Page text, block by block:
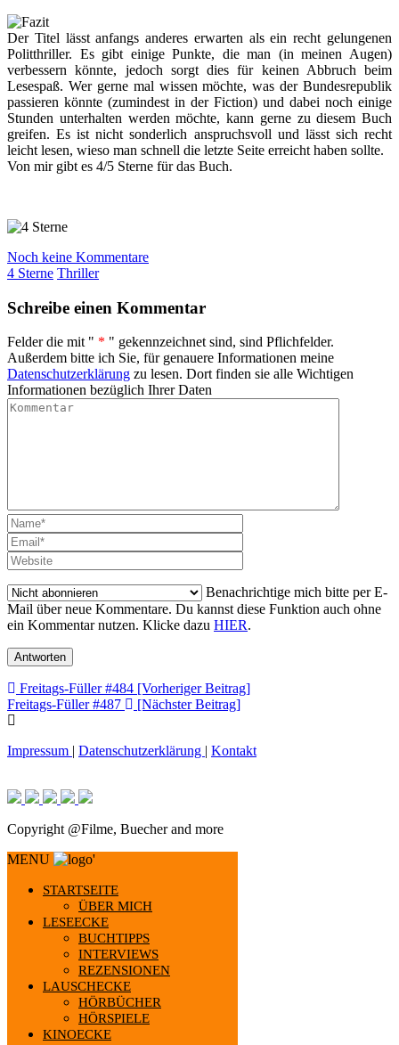
Der Titel lässt anfangs anderes erwarten als ein recht gelungenen
Politthriller. Es gibt einige Punkte, die man (in meinen Augen)
verbessern könnte, jedoch sorgt dies für keinen Abbruch beim
Lesespaß. Wer gerne mal wissen möchte, was der Bundesrepublik
passieren könnte (zumindest in der Fiction) und dabei noch einige
Stunden unterhalten werden möchte, kann gerne zu diesem Buch
greifen. Es ist nicht sonderlich anspruchsvoll und lässt sich recht
leicht lesen, wieso man schnell die letzte Seite erreicht haben sollte.
Von mir gibt es 4/5 Sterne für das Buch.
Noch keine Kommentare
4 Sterne Thriller
Schreibe einen Kommentar
Felder die mit " * " gekennzeichnet sind, sind Pflichfelder.
Außerdem bitte ich Sie, für genauere Informationen meine
Datenschutzerklärung zu lesen. Dort finden sie alle Wichtigen
Informationen bezüglich Ihrer Daten
Benachrichtige mich bitte per E-
Mail über neue Kommentare. Du kannst diese Funktion auch ohne
ein Kommentar nutzen. Klicke dazu HIER.
Beitragsnavigation
Freitags-Füller #484 [Vorheriger Beitrag]
Freitags-Füller #487
[Nächster Beitrag]
Impressum | Datenschutzerklärung | Kontakt
Copyright @Filme, Buecher and more
MENU
'
STARTSEITE
ÜBER MICH
LESEECKE
BUCHTIPPS
INTERVIEWS
REZENSIONEN
LAUSCHECKE
HÖRBÜCHER
HÖRSPIELE
KINOECKE